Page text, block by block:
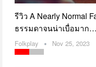
รีวิว A Nearly Normal
ธรรมดาจนน่าเบื่อมาก
Folkplay Nov 25, 2023